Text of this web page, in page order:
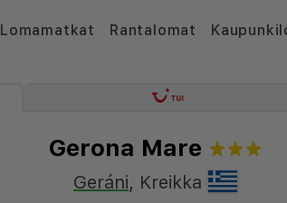
Lomamatkat Rantalomat
Gerona Mare
Geráni, Kreikka